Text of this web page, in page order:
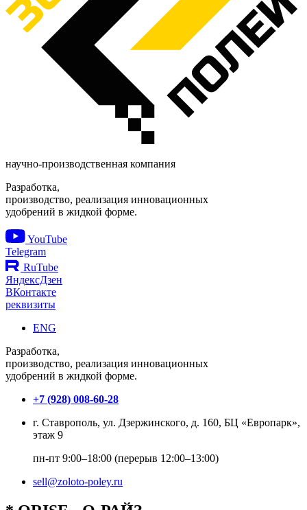
научно-производственная компания
Разработка,
производство, реализация инновационных
удобрений в жидкой форме.
YouTube
Telegram
RuTube
ЯндексДзен
ВКонтакте
реквизиты
ENG
Разработка,
производство, реализация инновационных
удобрений в жидкой форме.
+7 (928) 008-60-28
г. Ставрополь, ул. Дзержинского, д. 160, БЦ «Европарк»,
этаж 9
пн-пт 9:00–18:00 (перерыв 12:00–13:00)
sell@zoloto-poley.ru